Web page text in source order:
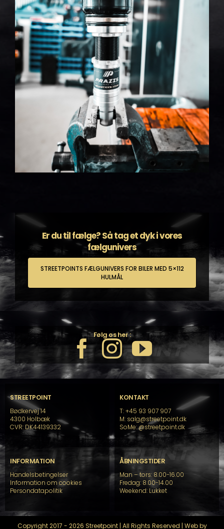
Er du til fælge? Så tag et dyk i vores
fælgunivers
STREETPOINTS FÆLGUNIVERS FOR BILER MED 5×112
HULMÅL
Følg os her :
STREETPOINT
Bødkervej 14
4300 Holbæk
CVR: DK44139332
KONTAKT
T: +45 93 907 907
M: salg@streetpoint.dk
SoMe:@streetpoint.dk
INFORMATION
Handelsbetingelser
Information om cookies
Persondatapolitik
ÅBNINGSTIDER
Man – tors: 8.00-16.00
Fredag: 8.00-14.00
Weekend: Lukket
Copyright 2017 - 2026 Streetpoint | All Rights Reserved | Web by